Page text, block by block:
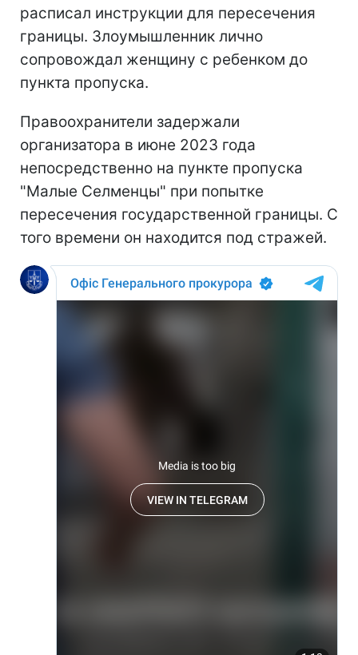
расписал инструкции для пересечения
границы. Злоумышленник лично
сопровождал женщину с ребенком до
пункта пропуска.
Правоохранители задержали
организатора в июне 2023 года
непосредственно на пункте пропуска
"Малые Селменцы" при попытке
пересечения государственной границы. С
того времени он находится под стражей.